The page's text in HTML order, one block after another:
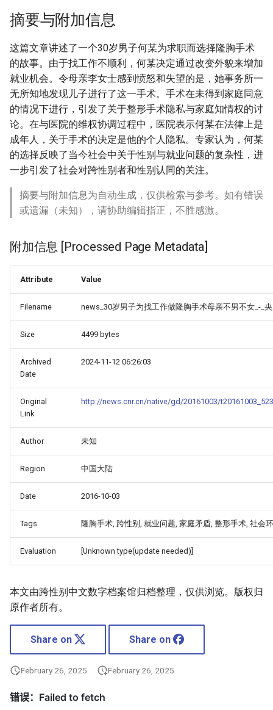
摘要与附加信息
这篇文章讲述了一个30岁男子何某为求职而选择隆胸手术
的故事。由于找工作不顺利，何某决定通过改变外貌来增加
就业机会。令母亲李女士感到愤怒和失望的是，她事务所一
无所知地发现儿子进行了这一手术。手术在未得到家庭同意
的情况下进行，引发了关于整形手术隐私与家庭知情权的讨
论。在与医院的维权协调过程中，医院表示何某在法律上是
成年人，关于手术的决定是他的个人隐私。专家认为，何某
的选择反映了当今社会中关于性别与就业问题的复杂性，进
一步引发了社会对跨性别者和性别认同的关注。
摘要与附加信息为自动生成，仅供检索与参考。如有错误
或遗漏（未知），请协助编辑指正，不胜感激。
附加信息 [Processed Page Metadata]
Attribute Value
Filename news_30岁男子为找工作做隆胸手术母亲不男不女_-_
Size 4499 bytes
Archived
Date
2024-11-12 06:26:03
Original
Link
http://news.cnr.cn/native/gd/20161003/
Author 未知
Region 中国大陆
Date 2016-10-03
Tags 隆胸手术, 跨性别, 就业问题, 家庭矛盾, 整形手术, 社会
Evaluation [Unknown type(update needed)]
本文由跨性别中文数字档案馆归档整理，仅供浏览。版权归
原作者所有。
Share on Share on
February 26, 2025 February 26, 2025